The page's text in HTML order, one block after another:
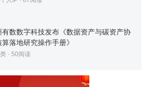
有数数字科技发布《数据资产与碳资产协
算落地研究操作手册》
· 50阅读